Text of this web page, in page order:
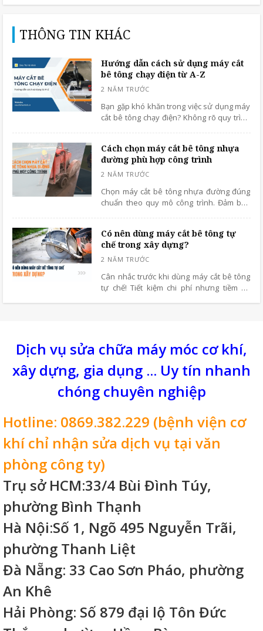
THÔNG TIN KHÁC
Hướng dẫn cách sử dụng máy cắt
bê tông chạy điện từ A-Z
Bạn gặp khó khăn trong việc sử dụng máy
cắt bê tông chạy điện? Không rõ quy trình
dẫn đầy đủ, dễ hiểu về cách sử dụng, hãy
đọc bài viết dưới đây.
Cách chọn máy cắt bê tông nhựa
đường phù hợp công trình
Chọn máy cắt bê tông nhựa đường đúng
chuẩn theo quy mô công trình. Đảm bảo
Có nên dùng máy cắt bê tông tự
chế trong xây dựng?
Cân nhắc trước khi dùng máy cắt bê tông
tự chế! Tiết kiệm chi phí nhưng tiềm ẩn
Dịch vụ sửa chữa máy móc cơ khí,
xây dựng, gia dụng ... Uy tín nhanh
chóng chuyên nghiệp
Hotline: 0869.382.229 (bệnh viện cơ
khí chỉ nhận sửa dịch vụ tại văn
phòng công ty)
Trụ sở HCM:33/4 Bùi Đình Túy,
phường Bình Thạnh
Hà Nội:Số 1, Ngõ 495 Nguyễn Trãi,
phường Thanh Liệt
Đà Nẵng: 33 Cao Sơn Pháo, phường
An Khê
Hải Phòng: Số 879 đại lộ Tôn Đức